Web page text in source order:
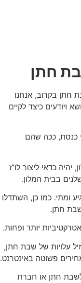
חתן
חתן בקרוב, אנחנו
ויודעים כיצד לקיים
כנסת, ככה שהם
כדאי ליצור לו”ז
בבית המלון.
ומתי. כמו כן, השתדלו
חתן.
יותר ופחות.
עלויות של שבת חתן,
פשוטה באינטרנט.
חתן או חברת